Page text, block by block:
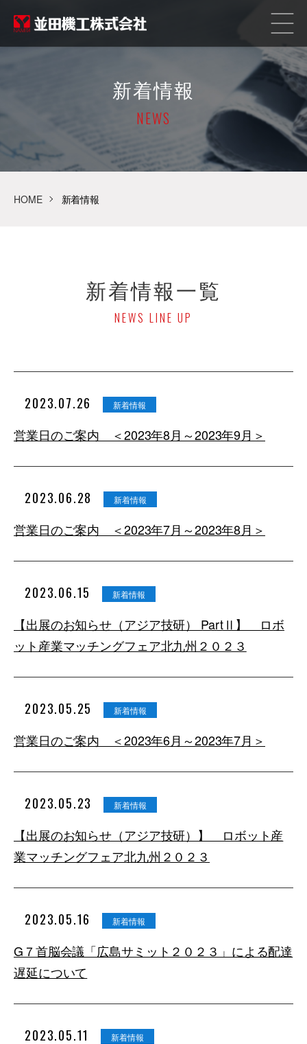
新着情報
NEWS
HOME 新着情報
新着情報一覧
NEWS LINE UP
2023.07.26 新着情報
営業日のご案内 ＜2023年8月～2023年9月＞
2023.06.28 新着情報
営業日のご案内 ＜2023年7月～2023年8月＞
2023.06.15 新着情報
【出展のお知らせ（アジア技研） PartⅡ】 ロボ
ット産業マッチングフェア北九州２０２３
2023.05.25 新着情報
営業日のご案内 ＜2023年6月～2023年7月＞
2023.05.23 新着情報
【出展のお知らせ（アジア技研）】 ロボット産
業マッチングフェア北九州２０２３
2023.05.16 新着情報
G７首脳会議「広島サミット２０２３」による配達
遅延について
2023.05.11 新着情報